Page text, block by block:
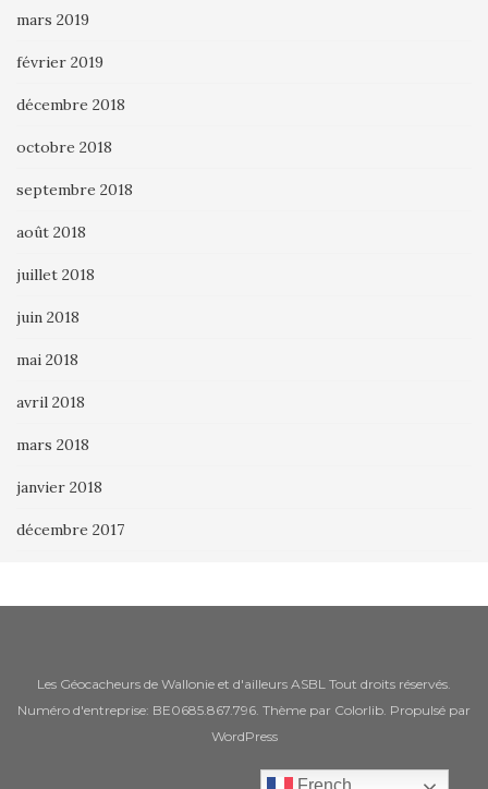
mars 2019
février 2019
décembre 2018
octobre 2018
septembre 2018
août 2018
juillet 2018
juin 2018
mai 2018
avril 2018
mars 2018
janvier 2018
décembre 2017
Les Géocacheurs de Wallonie et d'ailleurs ASBL Tout droits réservés.
Numéro d'entreprise: BE0685.867.796. Thème par Colorlib. Propulsé par
WordPress